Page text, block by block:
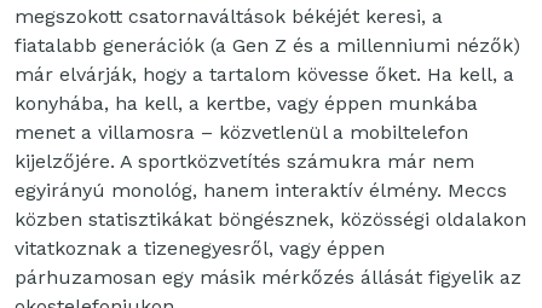
megszokott csatornaváltások békéjét keresi, a
fiatalabb generációk (a Gen Z és a millenniumi nézők)
már elvárják, hogy a tartalom kövesse őket. Ha kell, a
konyhába, ha kell, a kertbe, vagy éppen munkába
menet a villamosra – közvetlenül a mobiltelefon
kijelzőjére. A sportközvetítés számukra már nem
egyirányú monológ, hanem interaktív élmény. Meccs
közben statisztikákat böngésznek, közösségi oldalakon
vitatkoznak a tizenegyesről, vagy éppen
párhuzamosan egy másik mérkőzés állását figyelik az